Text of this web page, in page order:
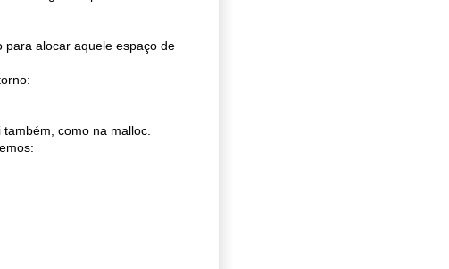
para alocar aquele espaço de
como na malloc.